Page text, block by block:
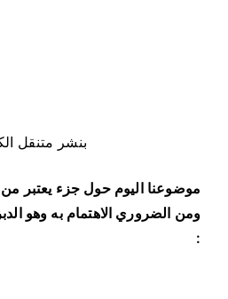
بنشر متنقل
موضوعنا اليوم حول جزء يعتبر
ومن الضروري الاهتمام به وهو
: